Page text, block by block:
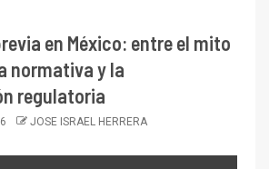
en México: entre el mito
normativa y la
regulatoria
JOSE ISRAEL HERRERA